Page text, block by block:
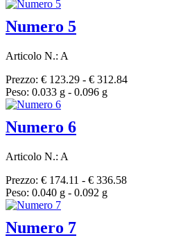
Numero 5
Articolo N.: A
Prezzo: € 123.29 - € 312.84
Peso: 0.033 g - 0.096 g
Numero 6
Articolo N.: A
Prezzo: € 174.11 - € 336.58
Peso: 0.040 g - 0.092 g
Numero 7